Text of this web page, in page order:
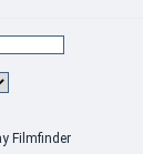
Filmfinder